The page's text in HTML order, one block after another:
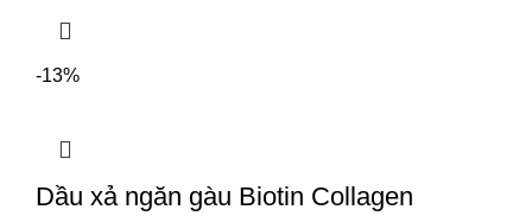
-13%
Dầu xả ngăn gàu Biotin Collagen